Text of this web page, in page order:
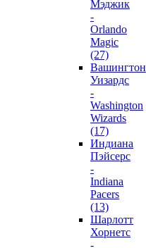
Мэджик
-
Orlando
Magic
(27)
Вашингтон
Уизардс
-
Washington
Wizards
(17)
Индиана
Пэйсерс
-
Indiana
Pacers
(13)
Шарлотт
Хорнетс
-